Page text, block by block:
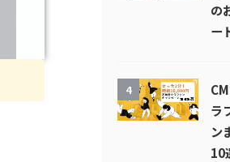
の
ー
4
ラ
ン
10